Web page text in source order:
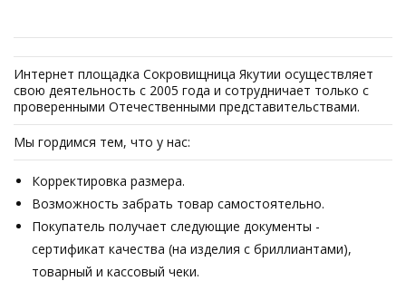
Интернет площадка Сокровищница Якутии осуществляет
свою деятельность с 2005 года и сотрудничает только с
проверенными Отечественными представительствами.
Мы гордимся тем, что у нас:
Корректировка размера.
Возможность забрать товар самостоятельно.
Покупатель получает следующие документы -
сертификат качества (на изделия с бриллиантами),
товарный и кассовый чеки.